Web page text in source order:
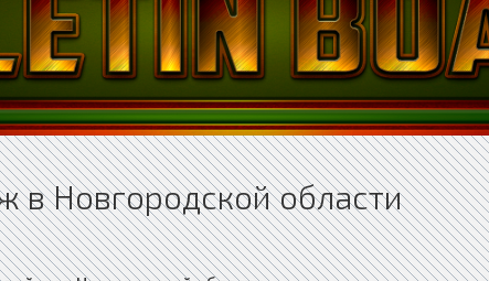
в Новгородской области